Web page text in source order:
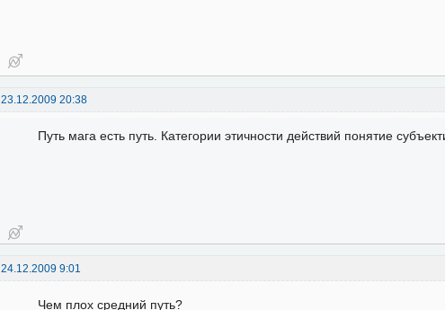
23.12.2009 20:38
Путь мага есть путь. Категории этичности действий понятие
24.12.2009 9:01
Чем плох средний путь?